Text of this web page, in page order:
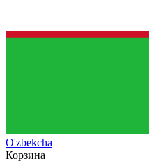
O'zbekcha
Корзина